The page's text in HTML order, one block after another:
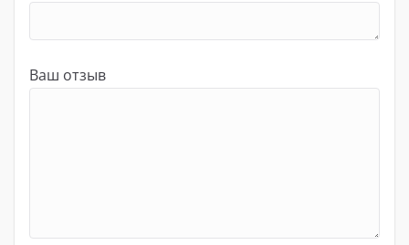
Ваш отзыв